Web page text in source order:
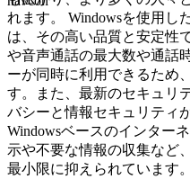
れます。 Windowsを使用し
は、その高い品質と安定性
や音声通話の最大数や通話
ーが同時に利用できるため
す。また、最新のセキュリ
バシーと情報セキュリティ
Windowsベースのインター
示や不要な情報の収集など
最小限に抑えられています